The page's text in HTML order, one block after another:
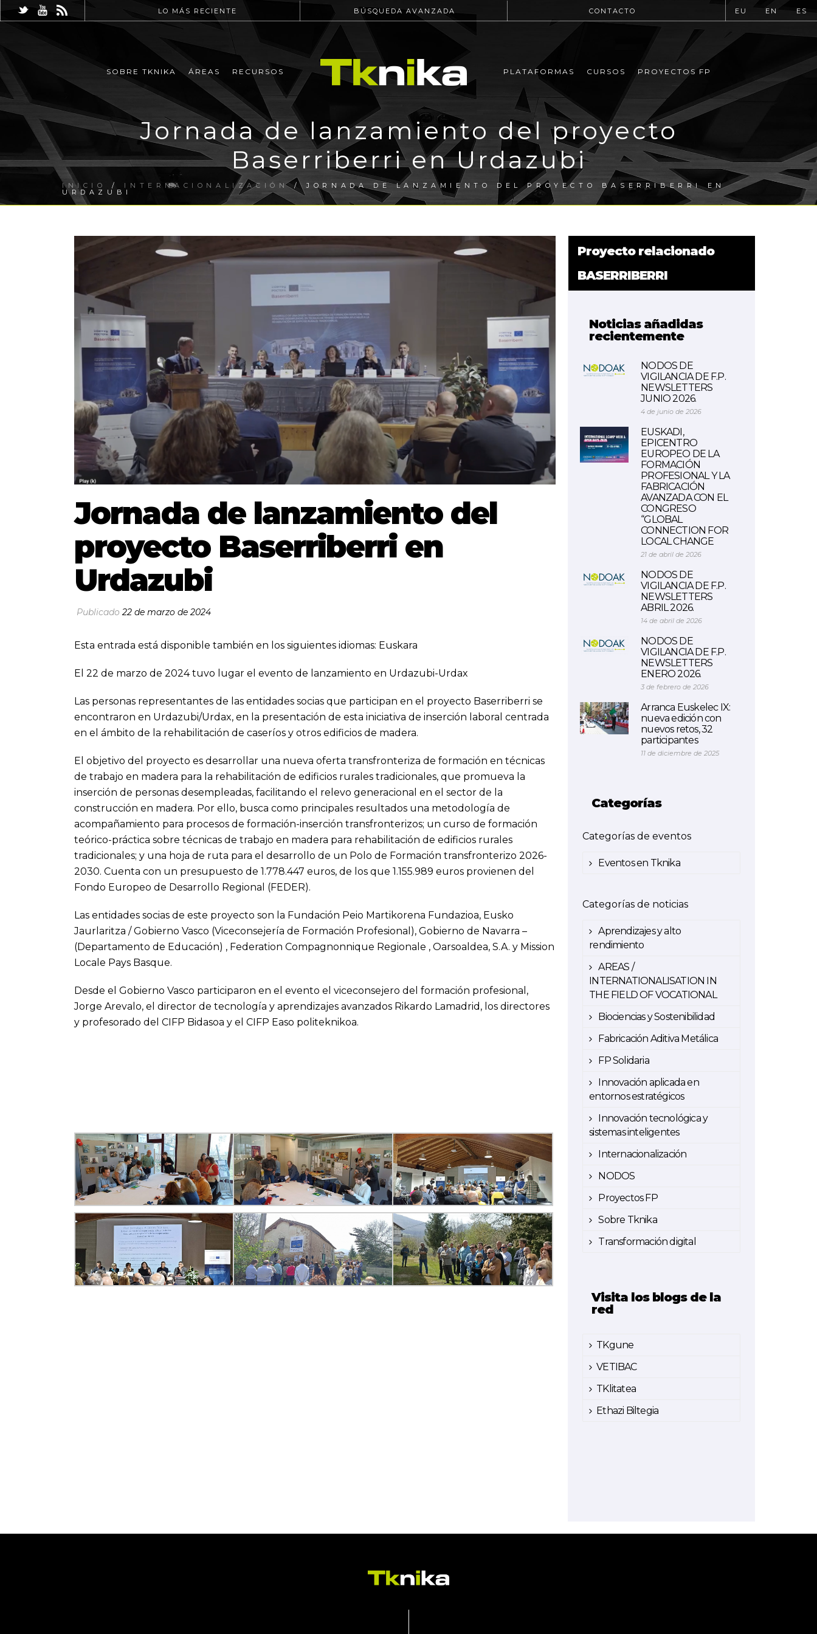
LO MÁS RECIENTE BÚSQUEDA AVANZADA CONTACTO EU EN ES
SOBRE TKNIKA ÁREAS RECURSOS PLATAFORMAS CURSOS PROYECTOS FP
Jornada de lanzamiento del proyecto
Baserriberri en Urdazubi
INICIO / INTERNACIONALIZACIÓN/ JORNADA DE LANZAMIENTO DEL PROYECTO BASERRIBERRI EN
URDAZUBI
Jornada de lanzamiento del
proyecto Baserriberri en
Urdazubi
Publicado22 de marzo de 2024
Esta entrada está disponible también en los siguientes idiomas: Euskara
El 22 de marzo de 2024 tuvo lugar el evento de lanzamiento en Urdazubi-Urdax
Las personas representantes de las entidades socias que participan en el proyecto Baserriberri se
encontraron en Urdazubi/Urdax, en la presentación de esta iniciativa de inserción laboral centrada
en el ámbito de la rehabilitación de caseríos y otros edificios de madera.
El objetivo del proyecto es desarrollar una nueva oferta transfronteriza de formación en técnicas
de trabajo en madera para la rehabilitación de edificios rurales tradicionales, que promueva la
inserción de personas desempleadas, facilitando el relevo generacional en el sector de la
construcción en madera. Por ello, busca como principales resultados una metodología de
acompañamiento para procesos de formación-inserción transfronterizos; un curso de formación
teórico-práctica sobre técnicas de trabajo en madera para rehabilitación de edificios rurales
tradicionales; y una hoja de ruta para el desarrollo de un Polo de Formación transfronterizo 2026-
2030. Cuenta con un presupuesto de 1.778.447 euros, de los que 1.155.989 euros provienen del
Fondo Europeo de Desarrollo Regional (FEDER).
Las entidades socias de este proyecto son la Fundación Peio Martikorena Fundazioa, Eusko
Jaurlaritza / Gobierno Vasco (Viceconsejería de Formación Profesional), Gobierno de Navarra –
(Departamento de Educación) , Federation Compagnonnique Regionale , Oarsoaldea, S.A. y Mission
Locale Pays Basque.
Desde el Gobierno Vasco participaron en el evento el viceconsejero del formación profesional,
Jorge Arevalo, el director de tecnología y aprendizajes avanzados Rikardo Lamadrid, los directores
y profesorado del CIFP Bidasoa y el CIFP Easo politeknikoa.
Proyecto relacionado
BASERRIBERRI
Noticias añadidas
recientemente
NODOS DE
VIGILANCIA DE F.P.
NEWSLETTERS
JUNIO 2026.
4 de junio de 2026
EUSKADI,
EPICENTRO
EUROPEO DE LA
FORMACIÓN
PROFESIONAL Y LA
FABRICACIÓN
AVANZADA CON EL
CONGRESO
“GLOBAL
CONNECTION FOR
LOCAL CHANGE
21 de abril de 2026
NODOS DE
VIGILANCIA DE F.P.
NEWSLETTERS
ABRIL 2026.
14 de abril de 2026
NODOS DE
VIGILANCIA DE F.P.
NEWSLETTERS
ENERO 2026.
3 de febrero de 2026
Arranca Euskelec IX:
nueva edición con
nuevos retos, 32
participantes
11 de diciembre de 2025
Categorías
Categorías de eventos
Eventos en Tknika
Categorías de noticias
Aprendizajes y alto
rendimiento
AREAS /
INTERNATIONALISATION IN
THE FIELD OF VOCATIONAL
Biociencias y Sostenibilidad
Fabricación Aditiva Metálica
FP Solidaria
Innovación aplicada en
entornos estratégicos
Innovación tecnológica y
sistemas inteligentes
Internacionalización
NODOS
Proyectos FP
Sobre Tknika
Transformación digital
Visita los blogs de la
red
TKgune
VETIBAC
TKlitatea
Ethazi Biltegia